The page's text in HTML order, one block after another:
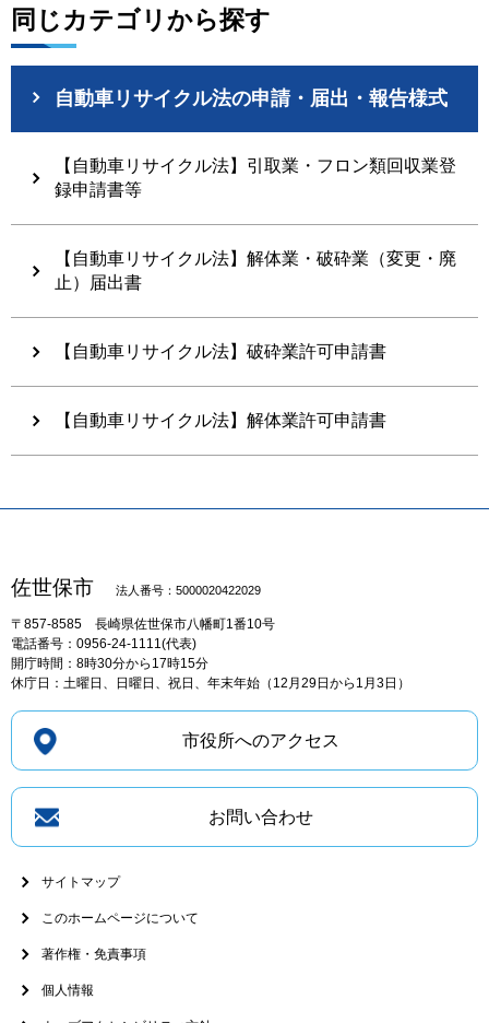
同じカテゴリから探す
自動車リサイクル法の申請・届出・報告様式
【自動車リサイクル法】引取業・フロン類回収業登
録申請書等
【自動車リサイクル法】解体業・破砕業（変更・廃
止）届出書
【自動車リサイクル法】破砕業許可申請書
【自動車リサイクル法】解体業許可申請書
佐世保市 法人番号：5000020422029
〒857-8585 長崎県佐世保市八幡町1番10号
電話番号：0956-24-1111(代表)
開庁時間：8時30分から17時15分
休庁日：土曜日、日曜日、祝日、年末年始（12月29日から1月3日）
市役所へのアクセス
お問い合わせ
サイトマップ
このホームページについて
著作権・免責事項
個人情報